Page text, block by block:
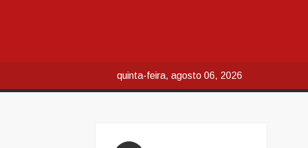
quinta-feira, agosto 06, 2026